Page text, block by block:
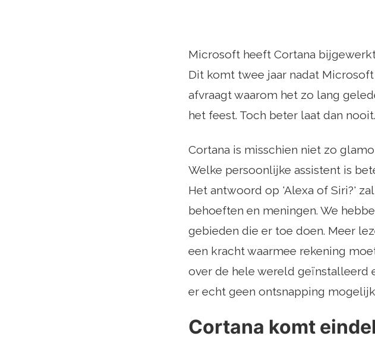
Microsoft heeft Cortana
Dit komt twee jaar nadat
afvraagt ​​waarom het zo lang
het feest. Toch beter laat dan nooit.
Cortana is misschien niet zo
Welke persoonlijke assistent is
Het antwoord op 'Alexa of Siri?'
behoeften en meningen. We
gebieden die er toe doen. Meer
een kracht waarmee rekening
over de hele wereld geïnstalleerd
er echt geen ontsnapping
Cortana komt